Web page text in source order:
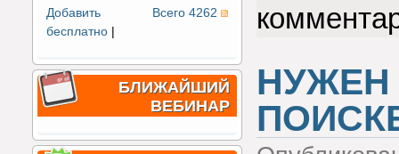
Всего 4262
Добавить
бесплатно
БЛИЖАЙШИЙ
ВЕБИНАР